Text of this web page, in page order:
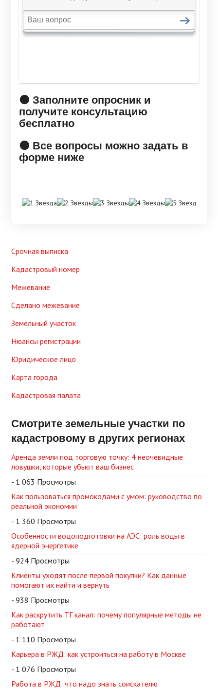
🟠 Заполните опросник и
получите консультацию
бесплатно
🟠 Все вопросы можно задать в
форме ниже
Срочная выписка
Кадастровый номер
Межевание
Сделано межевание
Земельный участок
Нюансы регистрации
Юридическое лицо
Карта города
Кадастровая палата
Смотрите земельные участки по
кадастровому в других регионах
Аренда земли под торговую точку: 4 неочевидные
ловушки, которые убьют ваш бизнес
- 1 063 Просмотры
Как пользоваться промокодами с умом: руководство по
реальной экономии
- 1 360 Просмотры
Особенности водоподготовки на АЭС: роль воды в
ядерной энергетике
- 924 Просмотры
Клиенты уходят после первой покупки? Как данные
помогают их найти и вернуть
- 938 Просмотры
Как раскрутить ТГ канал: почему популярные методы не
работают
- 1 110 Просмотры
Карьера в РЖД: как устроиться на работу в Москве
- 1 076 Просмотры
Работа в РЖД: что надо знать соискателю